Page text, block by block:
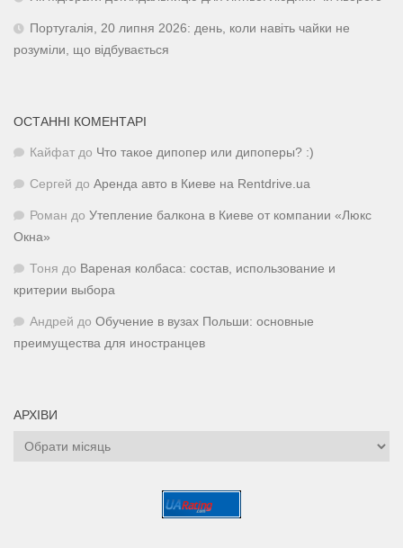
Португалія, 20 липня 2026: день, коли навіть чайки не
розуміли, що відбувається
ОСТАННІ КОМЕНТАРІ
Кайфат до Что такое дипопер или дипоперы? :)
Сергей до Аренда авто в Киеве на Rentdrive.ua
Роман до Утепление балкона в Киеве от компании «Люкс
Окна»
Тоня до Вареная колбаса: состав, использование и
критерии выбора
Андрей до Обучение в вузах Польши: основные
преимущества для иностранцев
АРХІВИ
Архіви